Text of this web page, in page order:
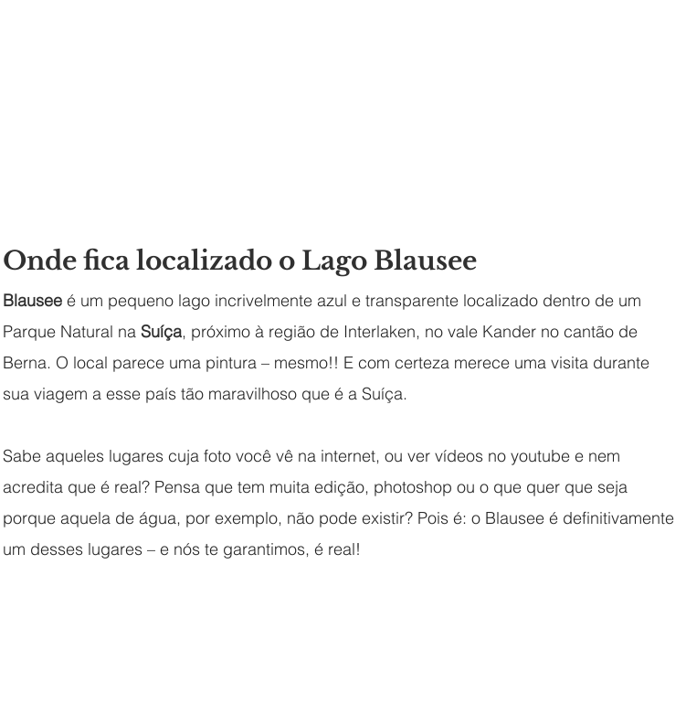
Onde fica localizado o Lago Blausee
Blausee é um pequeno lago incrivelmente azul e transparente localizado dentro de um
Parque Natural na Suíça, próximo à região de Interlaken, no vale Kander no cantão de
Berna. O local parece uma pintura – mesmo!! E com certeza merece uma visita durante
sua viagem a esse país tão maravilhoso que é a Suíça.
Sabe aqueles lugares cuja foto você vê na internet, ou ver vídeos no youtube e nem
acredita que é real? Pensa que tem muita edição, photoshop ou o que quer que seja
porque aquela de água, por exemplo, não pode existir? Pois é: o Blausee é definitivamente
um desses lugares – e nós te garantimos, é real!